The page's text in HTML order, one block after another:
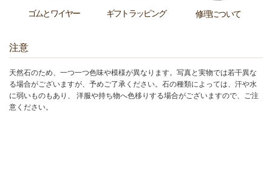
ゴムとワイヤー ギフトラッピング 修理について
注意
天然石のため、一つ一つ色味や模様が異なります。写真と実物では若干異な
る場合がございますが、予めご了承ください。石の種類によっては、汗や水
に弱いものもあり、 洋服や持ち物へ色移りする場合がございますので、ご注
意ください。